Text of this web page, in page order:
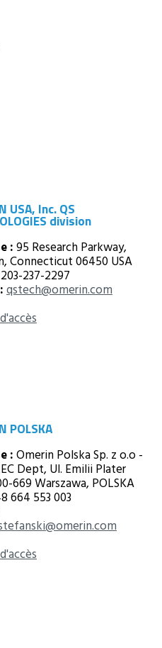
USA, Inc. QS
division
: 95 Research Parkway,
Connecticut 06450 USA
203-237-2297
qstech@omerin.com
POLSKA
: Omerin Polska Sp. z o.o -
Dept, Ul. Emilii Plater
669 Warszawa, POLSKA
664 553 003